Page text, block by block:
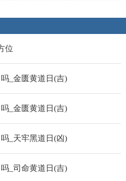
位
_金匮黄道日(吉)
_金匮黄道日(吉)
_天牢黑道日(凶)
_司命黄道日(吉)